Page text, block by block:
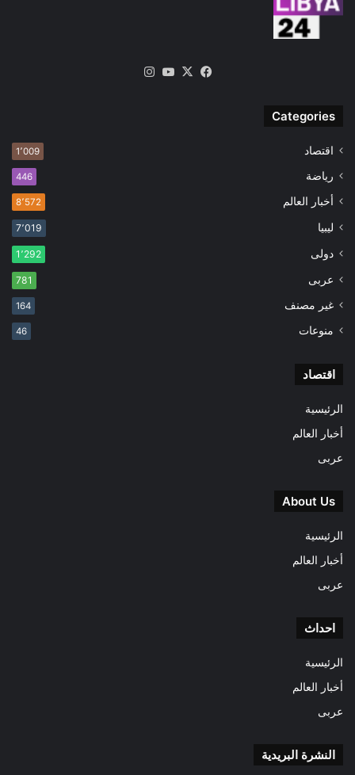
فيسبوك
‫X
‫YouTube
Categories
اقتصاد 1٬009
رياضة 446
أخبار العالم 8٬572
ليبيا 7٬019
دولى 1٬292
عربى 781
غير مصنف 164
منوعات 46
اقتصاد
الرئيسية
أخبار العالم
عربى
About Us
الرئيسية
أخبار العالم
عربى
احداث
الرئيسية
أخبار العالم
عربى
النشرة البريدية